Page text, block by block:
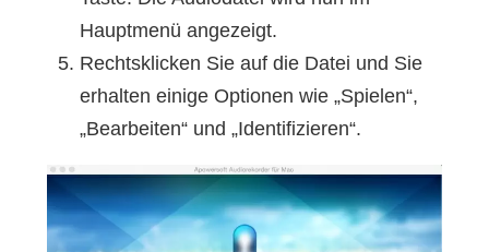
Hauptmenü angezeigt.
Rechtsklicken Sie auf die Datei und Sie
erhalten einige Optionen wie „Spielen“,
„Bearbeiten“ und „Identifizieren“.